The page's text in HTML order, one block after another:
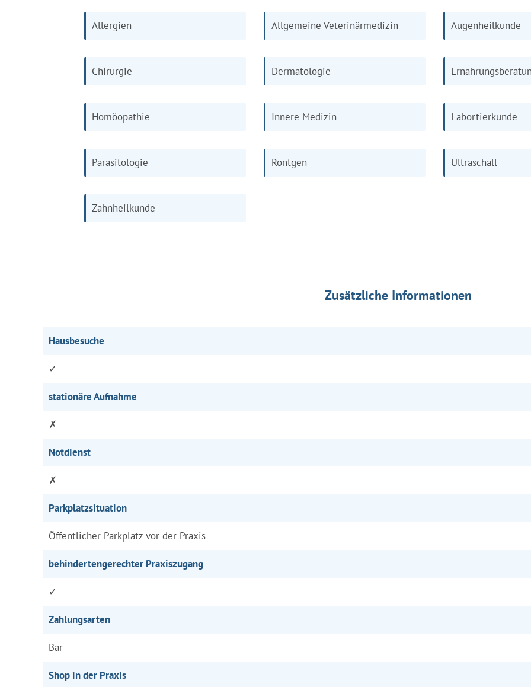
Allergien Allgemeine Veterinärmedizin Augenheilkunde
Chirurgie Dermatologie
Homöopathie Innere Medizin Labortierkunde
Parasitologie Röntgen Ultraschall
Zahnheilkunde
Zusätzliche Informationen
Hausbesuche
✓
stationäre Aufnahme
✗
Notdienst
✗
Parkplatzsituation
Öffentlicher Parkplatz vor der Praxis
behindertengerechter Praxiszugang
✓
Zahlungsarten
Bar
Shop in der Praxis